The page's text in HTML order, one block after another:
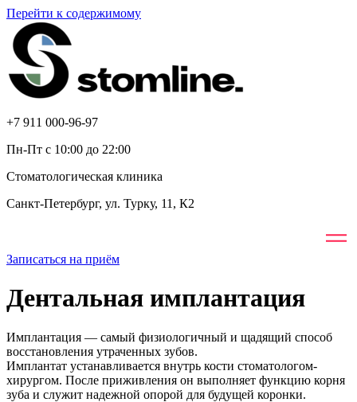
Перейти к содержимому
+7 911 000-96-97
Пн-Пт с 10:00 до 22:00
Стоматологическая клиника
Санкт-Петербург, ул. Турку, 11, К2
Записаться на приём
Дентальная имплантация
Имплантация — самый физиологичный и щадящий способ
восстановления утраченных зубов.
Имплантат устанавливается внутрь кости стоматологом-
хирургом. После приживления он выполняет функцию корня
зуба и служит надежной опорой для будущей коронки.